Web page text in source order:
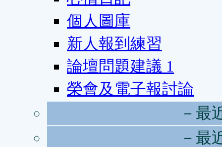
個人圖庫
新人報到練習
論壇問題建議 1
榮會及電子報討論
－最
－最